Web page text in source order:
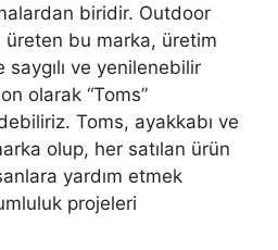
biridir. Outdoor
üreten bu marka, üretim
ve yenilenebilir
olarak “Toms”
Toms, ayakkabı ve
olup, her satılan ürün
yardım etmek
projeleri